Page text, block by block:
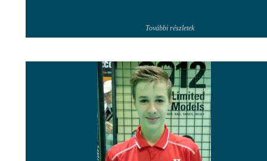
További részletek